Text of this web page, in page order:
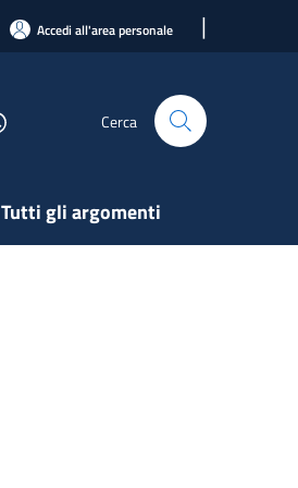
Accedi all'area personale |
Cerca
Tutti gli argomenti